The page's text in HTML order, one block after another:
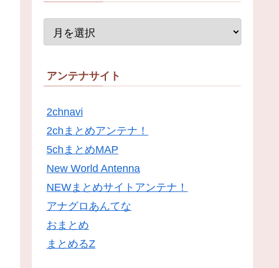
アンテナサイト
2chnavi
2chまとめアンテナ！
5chまとめMAP
New World Antenna
NEWまとめサイトアンテナ！
アナグロあんてな
おまとめ
まとめるZ